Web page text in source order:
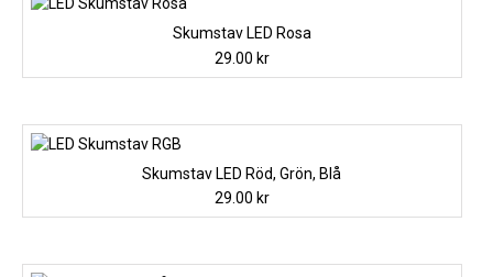
Skumstav LED Rosa
29.00 kr
Skumstav LED Röd, Grön, Blå
29.00 kr